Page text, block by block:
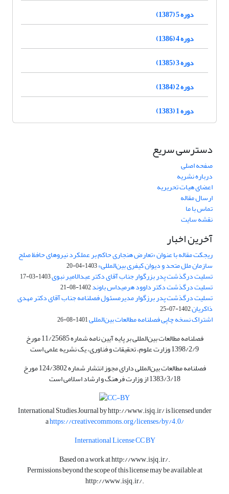
دوره 5 (1387)
دوره 4 (1386)
دوره 3 (1385)
دوره 2 (1384)
دوره 1 (1383)
دسترسی سریع
صفحه اصلی
درباره نشریه
اعضای هیات تحریریه
ارسال مقاله
تماس با ما
نقشه سایت
آخرین اخبار
ریجکت مقاله با عنوان «تعارض هنجاری حاکم بر عملکرد نیروهای حافظ صلح
سازمان ملل متحد و دیوان کیفری بین‌المللی»1403-04-20
تسلیت درگذشت پدر بزرگوار جناب آقای دکتر عبدالامیر نبوی1403-03-17
تسلیت درگذشت دکتر داوود هرمیداس باوند1402-08-21
تسلیت درگذشت پدر برزگوار مدیرمسئول فصلنامه جناب آقای دکتر مهدی
ذاکریان1402-07-25
اشتراک نسخه چاپی فصلنامه مطالعات بین‌المللی1401-08-26
فصلنامه مطالعات بین‌المللی بر پایه آیین نامه شماره 11/25685 مورخ
1398/2/9 وزارت علوم، تحقیقات و فناوری، یک نشریه علمی است
فصلنامه مطالعات بین‌المللی دارای مجوز انتشار شماره 124/3802 مورخ
1383/3/18 از وزارت فرهنگ و ارشاد اسلامی است
International Studies Journal byhttp://www.isjq.ir/is licensed under
ahttps://creativecommons.org/licenses/by/4.0/
International License CC BY
Based on a work athttp://www.isjq.ir/.
Permissions beyond the scope of this license may be available at
http://www.isjq.ir/.